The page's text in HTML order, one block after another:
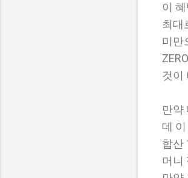
이
최대
미만
것이
만약
데
합산
머니